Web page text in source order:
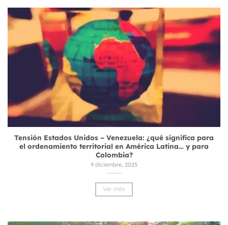
Tensión Estados Unidos – Venezuela: ¿qué significa para
el ordenamiento territorial en América Latina… y para
Colombia?
9 diciembre, 2025
Ver más